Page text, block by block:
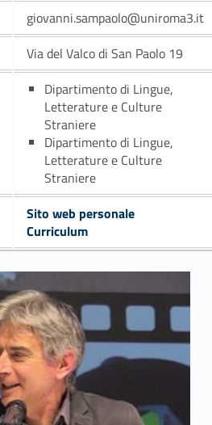
giovanni.sampaolo@uniroma3.it
Via del Valco di San Paolo 19
Dipartimento di Lingue,
Letterature e Culture
Straniere
Dipartimento di Lingue,
Letterature e Culture
Straniere
Sito web personale
Curriculum